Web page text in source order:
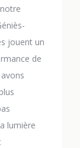
jouent un
de
lumière